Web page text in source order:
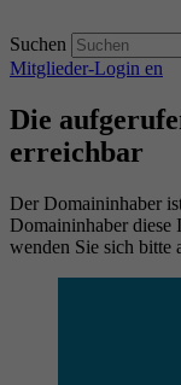
Suchen
Mitglieder-Login en
Die
erreichbar
Der Domaininhaber
Domaininhaber diese
wenden Sie sich bitte